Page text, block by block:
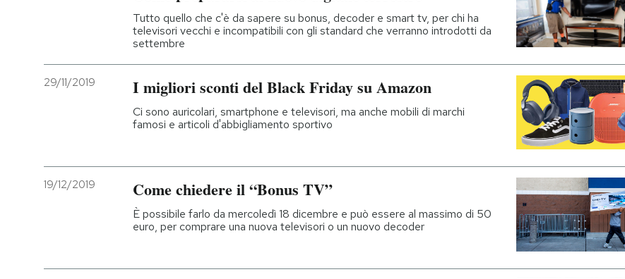
Tutto quello che c'è da sapere su bonus, decoder e smart tv, per chi ha
televisori vecchi e incompatibili con gli standard che verranno introdotti da
settembre
29/11/2019 I migliori sconti del Black Friday su Amazon
Ci sono auricolari, smartphone e televisori, ma anche mobili di marchi
famosi e articoli d'abbigliamento sportivo
19/12/2019 Come chiedere il “Bonus TV”
È possibile farlo da mercoledì 18 dicembre e può essere al massimo di 50
euro, per comprare una nuova televisori o un nuovo decoder